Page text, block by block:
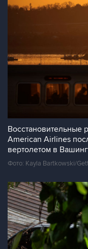
Восстановительные
American Airlines
вертолетом в
Фото: Kayla Bartkowski/